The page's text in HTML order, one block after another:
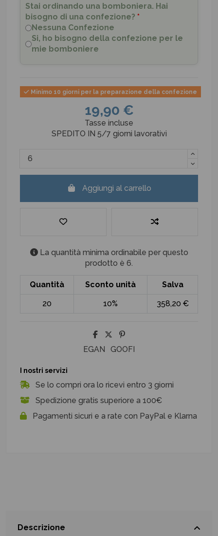
Stai ordinando una bomboniera. Hai
bisogno di una confezione? *
Nessuna Confezione
Si, ho bisogno della confezione per le
mie bomboniere
Minimo 10 giorni per la preparazione della confezione
19,90 €
Tasse incluse
SPEDITO IN 5/7 giorni lavorativi
Aggiungi al carrello
La quantità minima ordinabile per questo
prodotto è 6.
Quantità Sconto unità Salva
20 10% 358,20 €
EGAN GOOFI
I nostri servizi
Se lo compri ora lo ricevi entro 3 giorni
Spedizione gratis superiore a 100€
Pagamenti sicuri e a rate con PayPal e Klarna
Descrizione